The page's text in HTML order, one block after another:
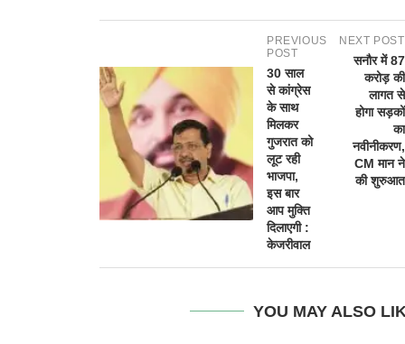
PREVIOUS
POST
30 साल
से कांग्रेस
के साथ
मिलकर
गुजरात को
लूट रही
भाजपा,
इस बार
आप मुक्ति
दिलाएगी :
केजरीवाल
NEXT POST
सनौर में 87
करोड़ की
लागत से
होगा सड़कों
का
नवीनीकरण,
CM मान ने
की शुरुआत
YOU MAY ALSO